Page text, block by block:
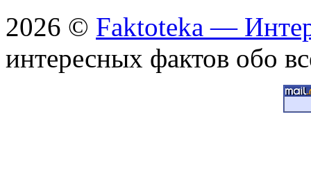
2026 © Faktoteka —
интересных фактов обо